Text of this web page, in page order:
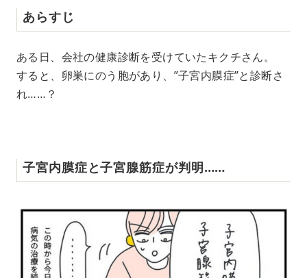
あらすじ
ある日、会社の健康診断を受けていたキクチさん。
すると、卵巣にのう胞があり、”子宮内膜症”と診断さ
れ……？
子宮内膜症と子宮腺筋症が判明……